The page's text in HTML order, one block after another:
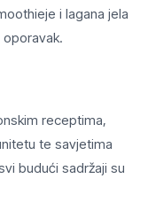
i lagana jela
receptima,
te savjetima
budući sadržaji su